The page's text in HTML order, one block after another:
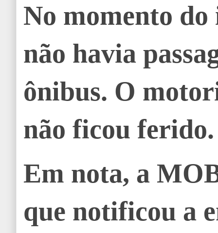
No momento
não havia
ônibus. O
não ficou ferido.
Em nota, a
que notificou a